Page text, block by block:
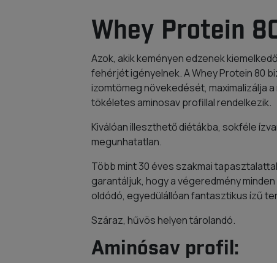
Whey Protein
Azok, akik keményen edzenek
fehérjét igényelnek. A Whey Protein 80
izomtömeg növekedését, maximalizálja
tökéletes aminosav profillal rendelkezik.
Kiválóan illeszthető diétákba, sokféle
megunhatatlan.
Több mint 30 éves szakmai
garantáljuk, hogy a végeredmény
oldódó, egyedülállóan fantasztikus ízű
Száraz, hűvös helyen tárolandó.
Aminósav profil: